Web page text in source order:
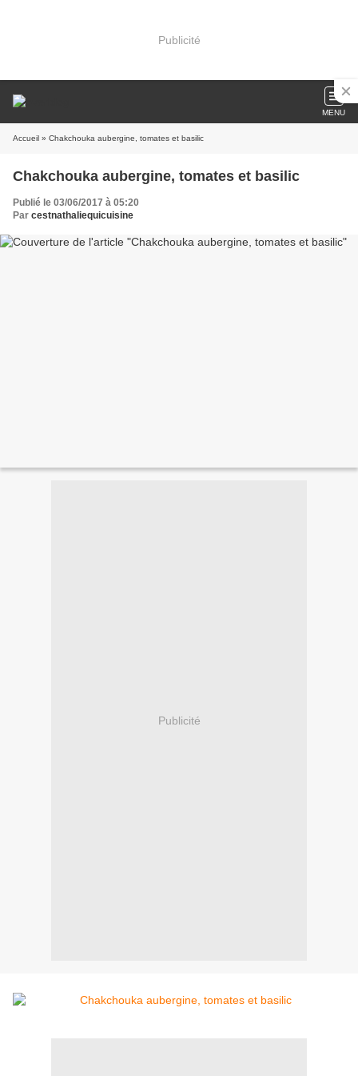
Publicité
MENU
Accueil » Chakchouka aubergine, tomates et basilic
Chakchouka aubergine, tomates et basilic
Publié le 03/06/2017 à 05:20
Par cestnathaliequicuisine
Publicité